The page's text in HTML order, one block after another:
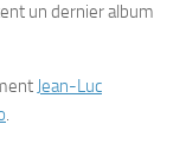
un dernier album
Jean-Luc
.